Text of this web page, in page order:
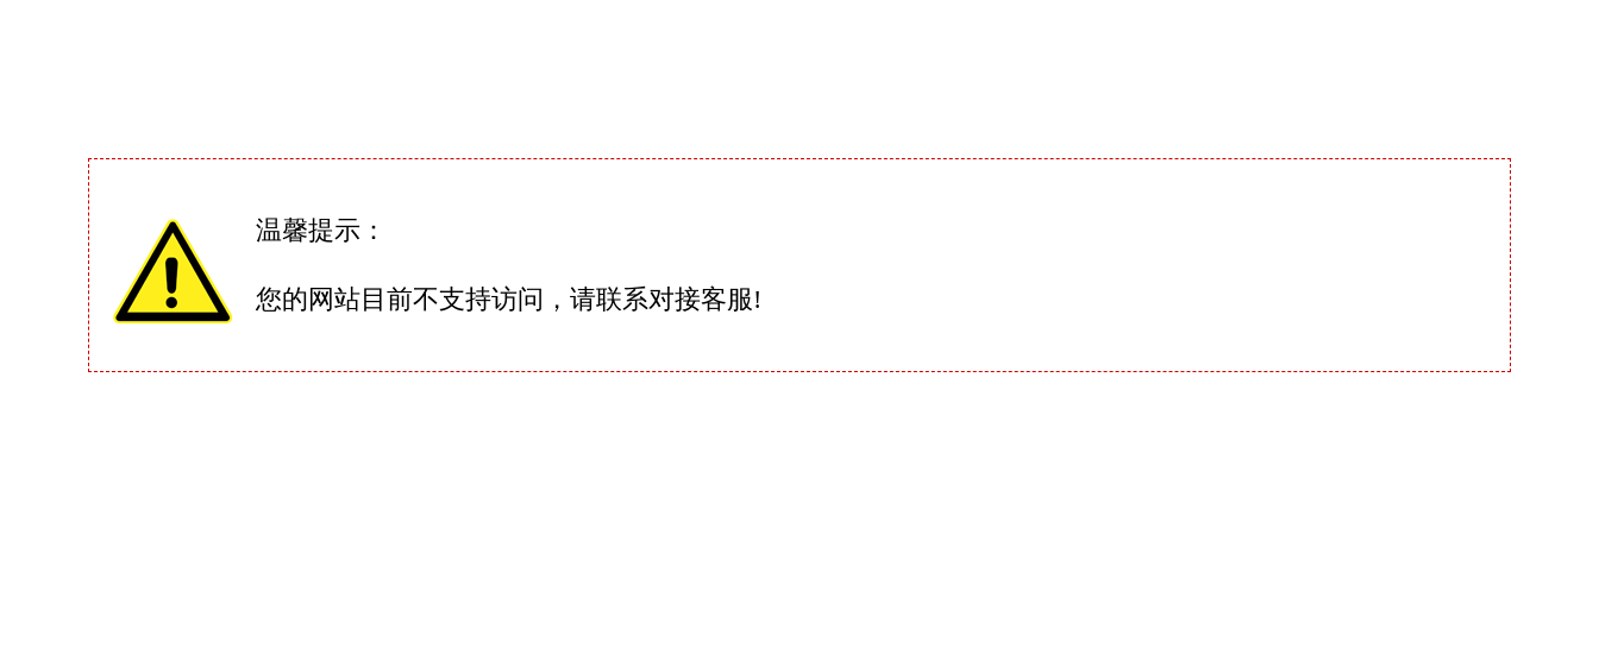
温馨提示：
您的网站目前不支持访问，请联系对接客服!